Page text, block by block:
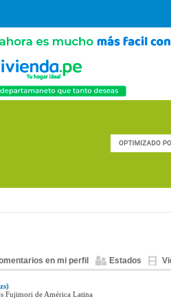
en mi perfil Estados
Fujimori de América Latina